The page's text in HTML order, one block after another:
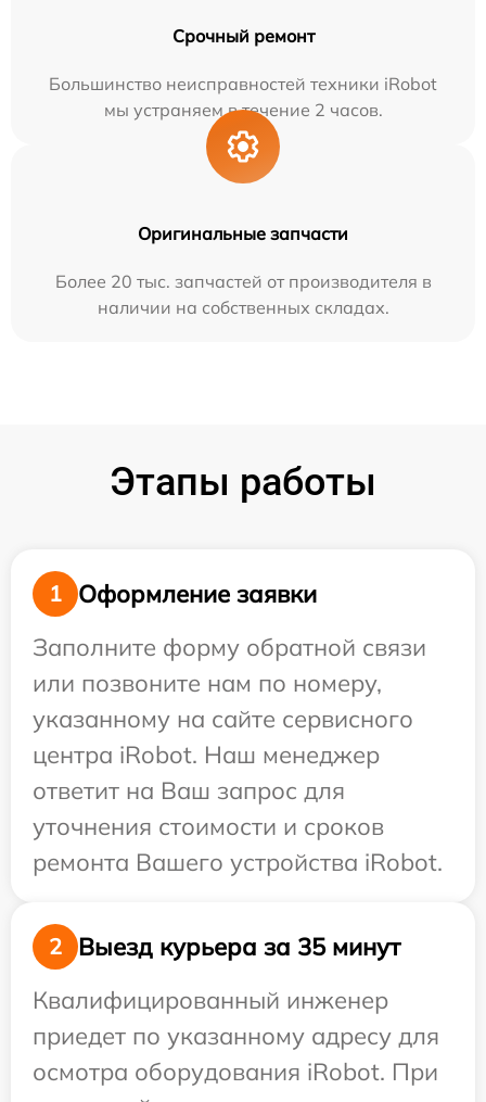
Срочный ремонт
Большинство неисправностей техники iRobot
мы устраняем в течение 2 часов.
Оригинальные запчасти
Более 20 тыс. запчастей от производителя в
наличии на собственных складах.
Этапы работы
1
Оформление заявки
Заполните форму обратной связи
или позвоните нам по номеру,
указанному на сайте сервисного
центра iRobot. Наш менеджер
ответит на Ваш запрос для
уточнения стоимости и сроков
ремонта Вашего устройства iRobot.
2
Выезд курьера за 35 минут
Квалифицированный инженер
приедет по указанному адресу для
осмотра оборудования iRobot. При